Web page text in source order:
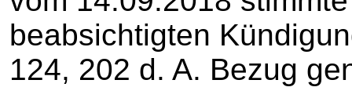
beabsichtigten
124, 202 d. A. Bezug